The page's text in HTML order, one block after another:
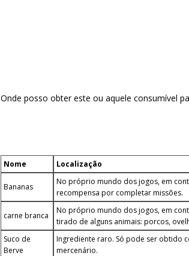
Onde posso obter este ou aquele consumível
Nome Localização
Bananas
No próprio mundo dos jogos, em
recompensa por completar missões.
carne branca
No próprio mundo dos jogos, em
tirado de alguns animais: porcos,
Suco de
Berve
Ingrediente raro. Só pode ser obtido
mercenário.